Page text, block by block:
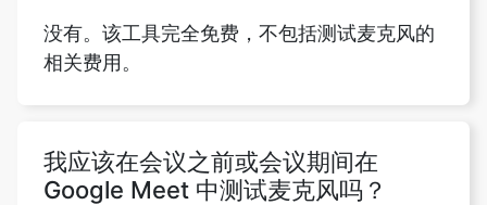
没有。该工具完全免费，不包括测试麦克风的
相关费用。
我应该在会议之前或会议期间在
Google Meet 中测试麦克风吗？